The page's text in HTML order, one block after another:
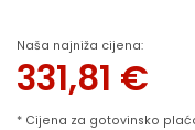
Naša najniža cijena:
331,81 €
* Cijena za gotovinsko